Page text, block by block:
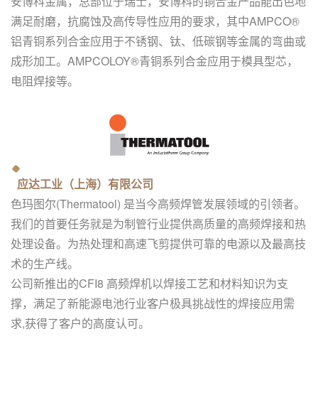
满足耐磨，抗腐蚀及高传导性应用的要求，其中AMPCO®
铝青铜系列合金应用于不锈钢、钛、低碳钢等金属的弯曲或
成形加工。AMPCOLOY®青铜系列合金应用于模具型芯，
电阻焊接等。
应达工业（上海）有限公司
色玛图尔(Thermatool) 是当今高频焊管发展领域的引领者。
我们的首要任务就是为制管行业提供高质量的高频焊接和热
处理设备。为热处理和高速飞剪提供可靠的电源以及最高技
术的生产线。
公司新推出的CFI8 高频焊机以焊接工艺和材料知识为支
撑，满足了新能源电池行业客户极具挑战性的焊接应用需
求,获得了客户的高度认可。